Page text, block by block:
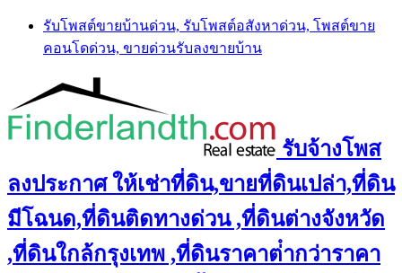
Skip
content
รับโพสต์ขายบ้านด่วน, รับโพสต์อสังหาด่วน, โพสต์ขาย
คอนโดด่วน, ขายด่วนรับลงขายบ้าน
รับจ้างโพส
ลงประกาศ ให้เช่าที่ดิน,ขายที่ดินเปล่า,ที่ดิน
มีโฉนด,ที่ดินติดทางด่วน ,ที่ดินต่างจังหวัด
,ที่ดินใกล้กรุงเทพ ,ที่ดินราคาต่ํากว่าราคา